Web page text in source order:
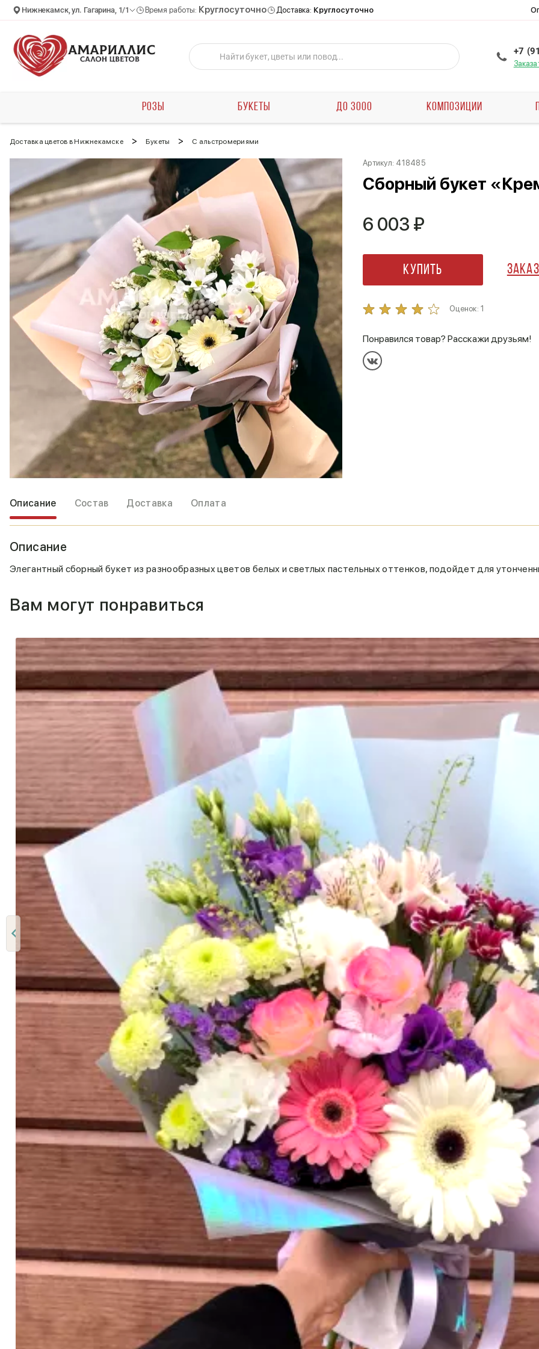
Нижнекамск, ул. Гагарина, 1/1 Время работы: Круглосуточно Доставка: Круглосуточно
+7
РОЗЫ БУКЕТЫ ДО 3000 КОМПОЗИЦИИ
Доставка цветов в Нижнекамске > Букеты > С альстромериями
Артикул: 418485
Сборный букет
6 003 ₽
Купить
Оценок:1
Понравился товар? Расскажи друзьям!
Описание Состав Доставка Оплата
Описание
Элегантный сборный букет из разнообразных цветов белых и светлых пастельных оттенков, подойдет для
Вам могут понравиться